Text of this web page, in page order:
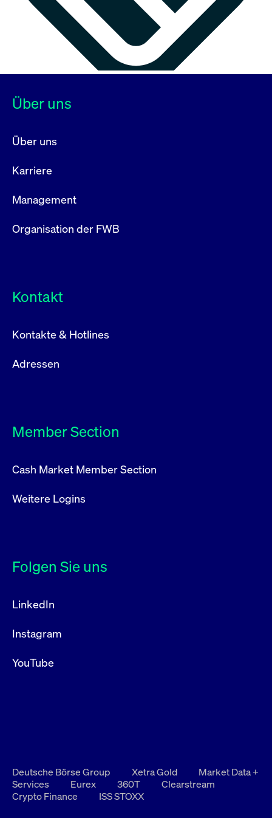
Über uns
Über uns
Karriere
Management
Organisation der FWB
Kontakt
Kontakte & Hotlines
Adressen
Member Section
Cash Market Member Section
Weitere Logins
Folgen Sie uns
LinkedIn
Instagram
YouTube
Deutsche Börse Group Xetra Gold
Market Data +
Services
Eurex 360T
Clearstream
Crypto Finance
ISS STOXX